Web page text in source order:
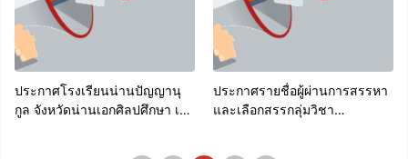
ประกาศโรงเรียนน่านปัญญานุ
กูล จังหวัดน่านเอกศิลปศึกษา เอก
ประกาศรายชื่อผู้ผ่านการสรรหา
และเลือกสรรกลุ่มวิชา